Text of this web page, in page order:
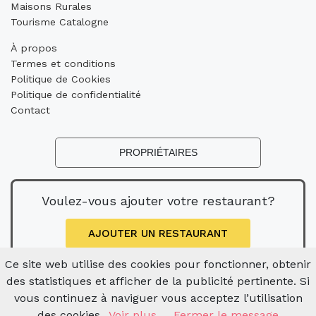
Maisons Rurales
Tourisme Catalogne
À propos
Termes et conditions
Politique de Cookies
Politique de confidentialité
Contact
PROPRIÉTAIRES
Voulez-vous ajouter votre restaurant?
AJOUTER UN RESTAURANT
Ce site web utilise des cookies pour fonctionner, obtenir
des statistiques et afficher de la publicité pertinente. Si
vous continuez à naviguer vous acceptez l’utilisation